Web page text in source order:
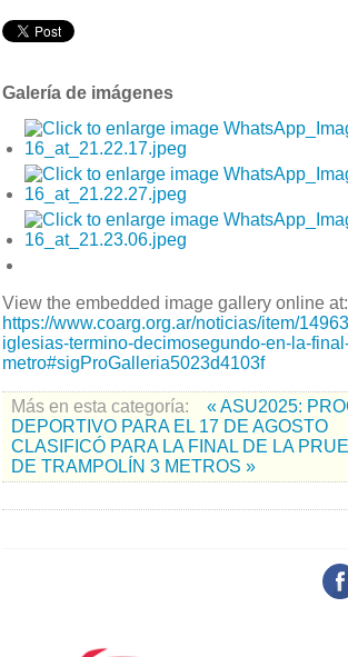
Galería de imágenes
View the embedded image gallery online at:
https://www.coarg.org.ar/noticias/item/
iglesias-termino-decimosegundo-en-la-
metro#sigProGalleria5023d4103f
Más en esta categoría:
« ASU2025:
DEPORTIVO PARA EL 17 DE AGOSTO
CLASIFICÓ PARA LA FINAL DE LA
DE TRAMPOLÍN 3 METROS »